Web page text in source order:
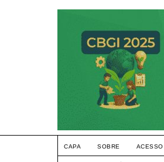
CAPA SOBRE ACESSO